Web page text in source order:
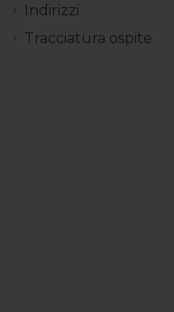
Indirizzi
Tracciatura ospite